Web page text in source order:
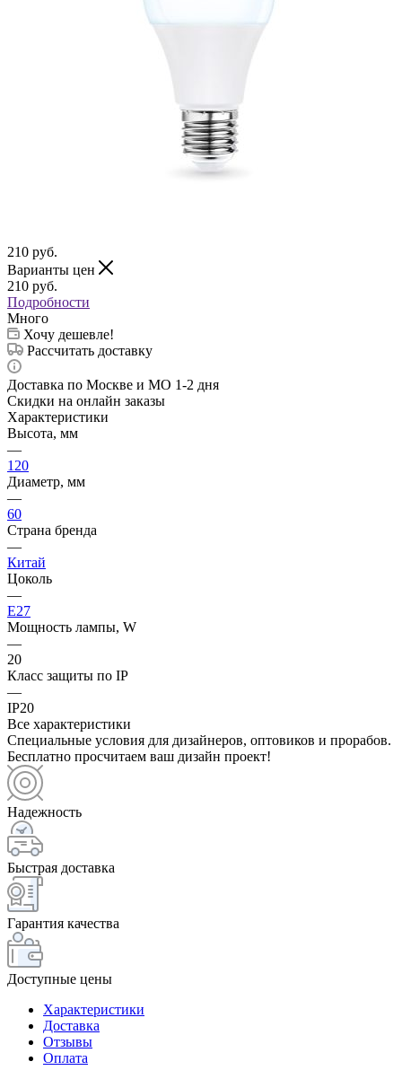
210 руб.
Варианты цен
210 руб.
Подробности
Много
Хочу дешевле!
Рассчитать доставку
Доставка по Москве и МО 1-2 дня
Скидки на онлайн заказы
Характеристики
Высота, мм
—
120
Диаметр, мм
—
60
Страна бренда
—
Китай
Цоколь
—
E27
Мощность лампы, W
—
20
Класс защиты по IP
—
IP20
Все характеристики
Специальные условия для дизайнеров, оптовиков и прорабов.
Бесплатно просчитаем ваш дизайн проект!
Надежность
Быстрая доставка
Гарантия качества
Доступные цены
Характеристики
Доставка
Отзывы
Оплата